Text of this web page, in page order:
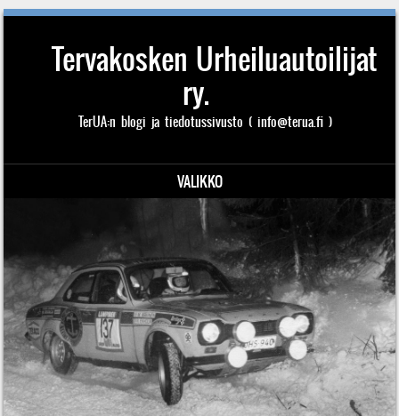
Tervakosken Urheiluautoilijat
ry.
TerUA:n blogi ja tiedotussivusto ( info@terua.fi )
VALIKKO